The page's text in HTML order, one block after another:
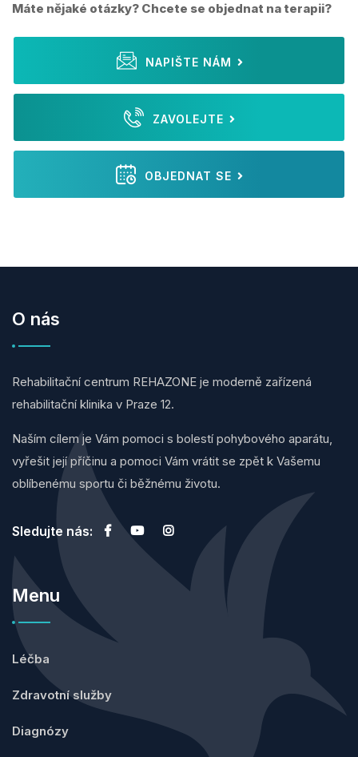
Máte nějaké otázky? Chcete se objednat na terapii?
NAPIŠTE NÁM
ZAVOLEJTE
OBJEDNAT SE
O nás
Rehabilitační centrum REHAZONE je moderně zařízená
rehabilitační klinika v Praze 12.
Naším cílem je Vám pomoci s bolestí pohybového aparátu,
vyřešit její příčinu a pomoci Vám vrátit se zpět k Vašemu
oblíbenému sportu či běžnému životu.
Sledujte nás:
Menu
Léčba
Zdravotní služby
Diagnózy